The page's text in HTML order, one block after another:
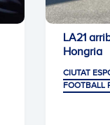
LA21
Hongria
CIUTAT
FOOTBALL